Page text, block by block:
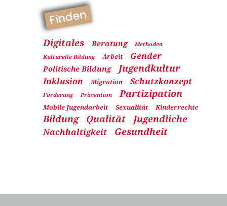
Finden
Digitales Beratung
Methoden
Kulturelle Bildung
Arbeit Gender
Politische Bildung Jugendkultur
Inklusion Migration Schutzkonzept
Förderung Prävention Partizipation
Mobile Jugendarbeit Sexualität Kinderrechte
Bildung Qualität Jugendliche
Nachhaltigkeit Gesundheit